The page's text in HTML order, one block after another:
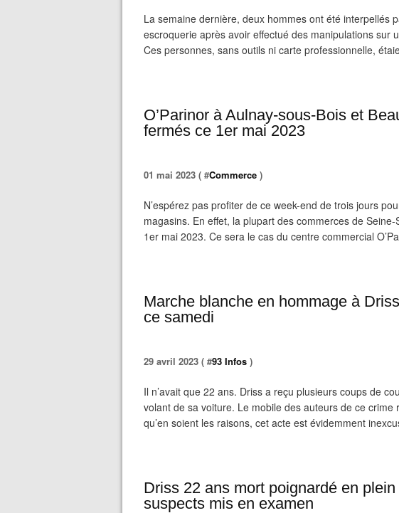
La semaine dernière, deux hommes ont été interpellés
escroquerie après avoir effectué des manipulations sur
Ces personnes, sans outils ni carte professionnelle,
O’Parinor à Aulnay-sous-Bois et
fermés ce 1er mai 2023
01 mai 2023 ( #Commerce )
N’espérez pas profiter de ce week-end de trois jours
magasins. En effet, la plupart des commerces de
1er mai 2023. Ce sera le cas du centre commercial
Marche blanche en hommage à
ce samedi
29 avril 2023 ( #93 Infos )
Il n’avait que 22 ans. Driss a reçu plusieurs coups de
volant de sa voiture. Le mobile des auteurs de ce
qu’en soient les raisons, cet acte est évidemment
Driss 22 ans mort poignardé en
suspects mis en examen